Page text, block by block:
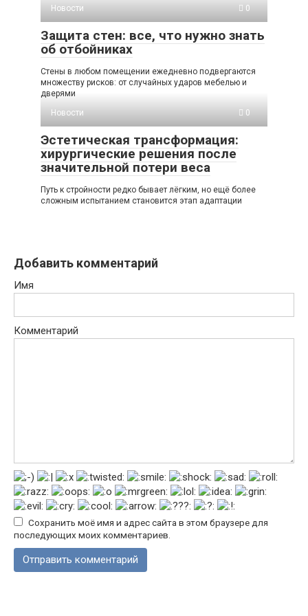
Новости 0
Защита стен: все, что нужно знать
об отбойниках
Стены в любом помещении ежедневно подвергаются
множеству рисков: от случайных ударов мебелью и
дверями
Новости
0
Эстетическая трансформация:
хирургические решения после
значительной потери веса
Путь к стройности редко бывает лёгким, но ещё более
сложным испытанием становится этап адаптации
Добавить комментарий
Имя
Комментарий
Сохранить моё имя и адрес сайта в этом браузере для
последующих моих комментариев.